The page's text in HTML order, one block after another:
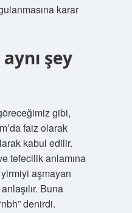
karar
şey
gibi,
faiz olarak
kabul edilir.
tefecilik anlamına
aşmayan
Buna
denirdi.